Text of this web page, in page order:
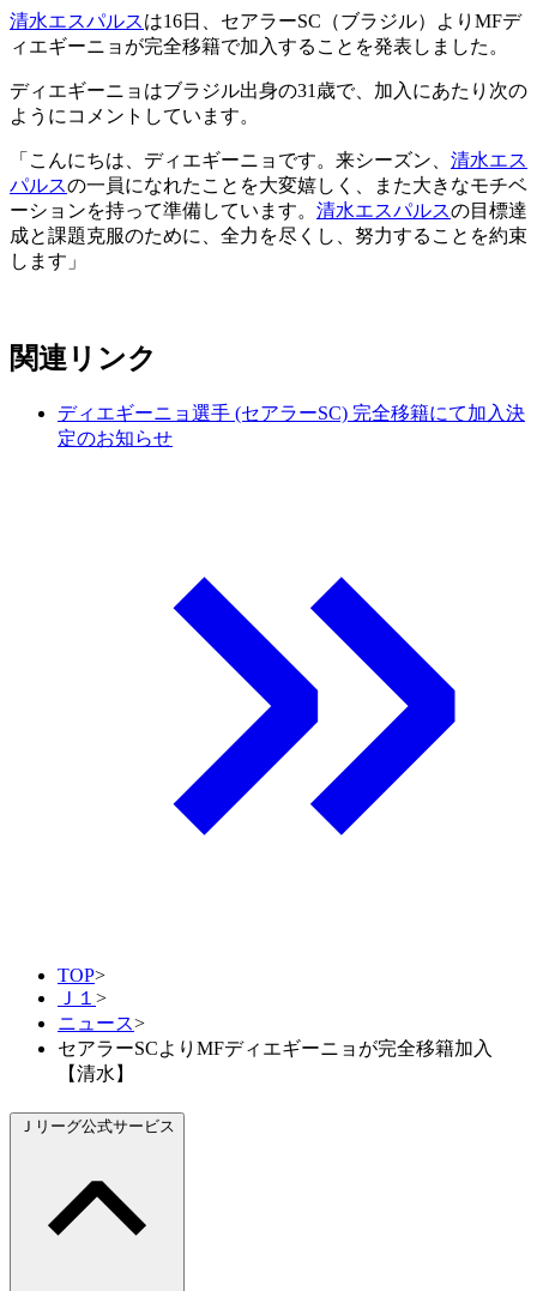
清水エスパルスは16日、セアラーSC（ブラジル）よりMFデ
ィエギーニョが完全移籍で加入することを発表しました。
ディエギーニョはブラジル出身の31歳で、加入にあたり次の
ようにコメントしています。
「こんにちは、ディエギーニョです。来シーズン、 清水エス
パルスの一員になれたことを大変嬉しく、また大きなモチベ
ーションを持って準備しています。 清水エスパルスの目標達
成と課題克服のために、全力を尽くし、努力することを約束
します」
関連リンク
ディエギーニョ選手 (セアラーSC) 完全移籍にて加入決
定のお知らせ
TOP>
Ｊ１ >
ニュース>
セアラーSCよりMFディエギーニョが完全移籍加入
【清水】
Ｊリーグ公式サービス